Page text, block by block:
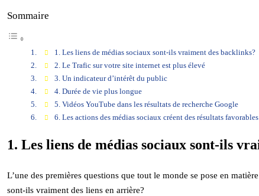
Sommaire
1. Les liens de médias sociaux sont-ils vraiment des backlinks?
2. Le Trafic sur votre site internet est plus élevé
3. Un indicateur d’intérêt du public
4. Durée de vie plus longue
5. Vidéos YouTube dans les résultats de recherche Google
6. Les actions des médias sociaux créent des résultats favorables
1. Les liens de médias sociaux sont-ils
L’une des premières questions que tout le monde se pose en
sont-ils vraiment des liens en arrière?